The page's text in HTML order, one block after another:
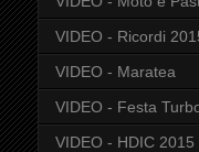
VIDEO - Ricordi
VIDEO - Maratea
VIDEO - Festa
VIDEO - HDIC 2015